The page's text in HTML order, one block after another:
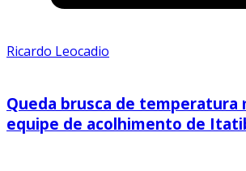
Ricardo Leocadio
Queda brusca de temperatura
equipe de acolhimento de